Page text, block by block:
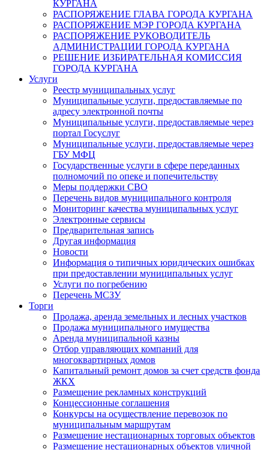
КУРГАНА
РАСПОРЯЖЕНИЕ ГЛАВА ГОРОДА КУРГАНА
РАСПОРЯЖЕНИЕ МЭР ГОРОДА КУРГАНА
РАСПОРЯЖЕНИЕ РУКОВОДИТЕЛЬ
АДМИНИСТРАЦИИ ГОРОДА КУРГАНА
РЕШЕНИЕ ИЗБИРАТЕЛЬНАЯ КОМИССИЯ
ГОРОДА КУРГАНА
Услуги
Реестр муниципальных услуг
Муниципальные услуги, предоставляемые по
адресу электронной почты
Муниципальные услуги, предоставляемые через
портал Госуслуг
Муниципальные услуги, предоставляемые через
ГБУ МФЦ
Государственные услуги в сфере переданных
полномочий по опеке и попечительству
Меры поддержки СВО
Перечень видов муниципального контроля
Мониторинг качества муниципальных услуг
Электронные сервисы
Предварительная запись
Другая информация
Новости
Информация о типичных юридических ошибках
при предоставлении муниципальных услуг
Услуги по погребению
Перечень МСЗУ
Торги
Продажа, аренда земельных и лесных участков
Продажа муниципального имущества
Аренда муниципальной казны
Отбор управляющих компаний для
многоквартирных домов
Капитальный ремонт домов за счет средств фонда
ЖКХ
Размещение рекламных конструкций
Концессионные соглашения
Конкурсы на осуществление перевозок по
муниципальным маршрутам
Размещение нестационарных торговых объектов
Размещение нестационарных объектов уличной